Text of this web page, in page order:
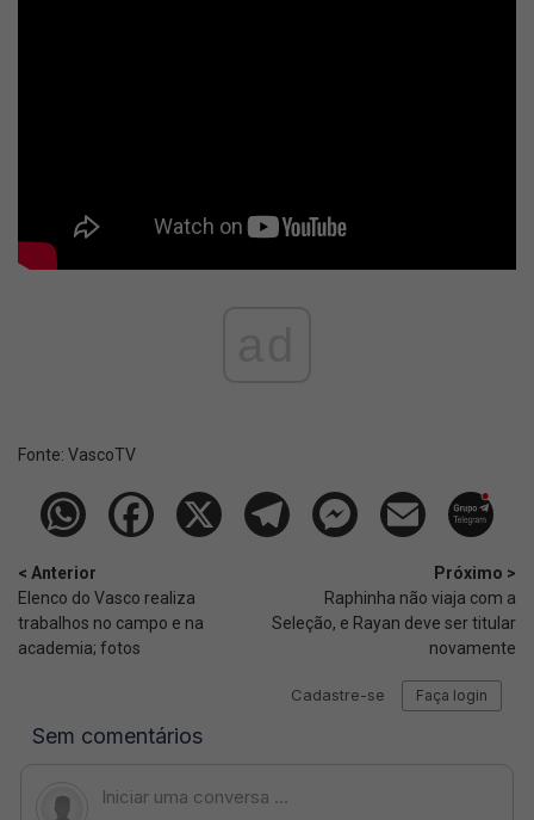
Fonte: VascoTV
< Anterior
Elenco do Vasco realiza
trabalhos no campo e na
academia; fotos
Próximo >
Raphinha não viaja com a
Seleção, e Rayan deve ser titular
novamente